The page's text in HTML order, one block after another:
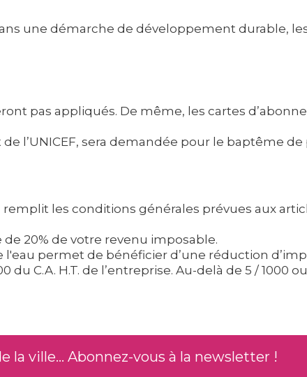
une démarche de développement durable,
pas appliqués. De même, les cartes
l’UNICEF, sera demandée pour le baptême de
les conditions générales prévues aux
20% de votre revenu imposable.
permet de bénéficier d’une réduction
C.A. H.T. de l’entreprise. Au-delà de 5 / 1000
la ville... Abonnez-vous à la newsletter !